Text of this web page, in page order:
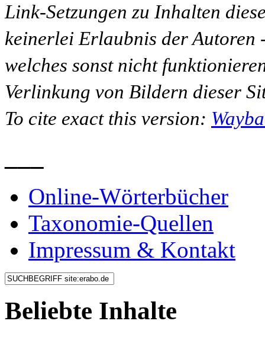
Link-Setzungen zu Inhalten
keinerlei Erlaubnis der Autoren
welches sonst nicht
Verlinkung von Bildern dieser
To cite exact this version:
Online-Wörterbücher
Taxonomie-Quellen
Impressum & Kontakt
Beliebte Inhalte